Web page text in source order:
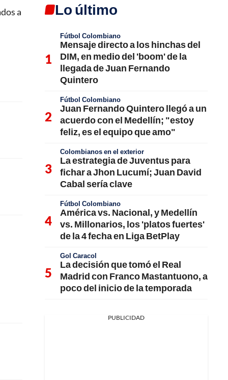
a
Lo último
Fútbol Colombiano
Mensaje directo a los hinchas del
DIM, en medio del 'boom' de la
llegada de Juan Fernando
Quintero
Fútbol Colombiano
Juan Fernando Quintero llegó a un
acuerdo con el Medellín; "estoy
feliz, es el equipo que amo"
Colombianos en el exterior
La estrategia de Juventus para
fichar a Jhon Lucumí; Juan David
Cabal sería clave
Fútbol Colombiano
América vs. Nacional, y Medellín
vs. Millonarios, los 'platos fuertes'
de la 4 fecha en Liga BetPlay
Gol Caracol
La decisión que tomó el Real
Madrid con Franco Mastantuono, a
poco del inicio de la temporada
PUBLICIDAD